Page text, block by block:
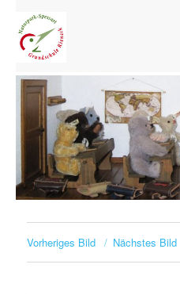
Vorheriges Bild Nächstes Bild